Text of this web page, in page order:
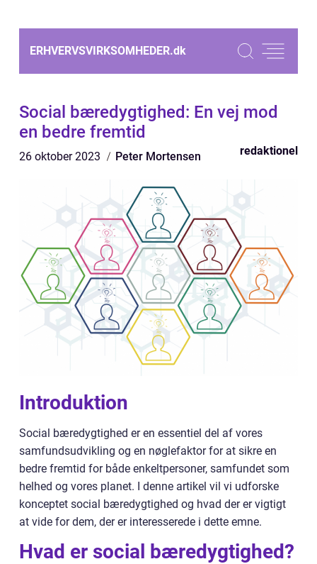
ERHVERVSVIRKSOMHEDER.dk
Social bæredygtighed: En vej mod
en bedre fremtid
26 oktober 2023 Peter Mortensen redaktionel
Introduktion
Social bæredygtighed er en essentiel del af vores
samfundsudvikling og en nøglefaktor for at sikre en
bedre fremtid for både enkeltpersoner, samfundet som
helhed og vores planet. I denne artikel vil vi udforske
konceptet social bæredygtighed og hvad der er vigtigt
at vide for dem, der er interesserede i dette emne.
Hvad er social bæredygtighed?